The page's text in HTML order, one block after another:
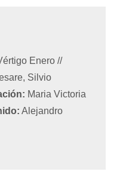
Enero//
Silvio
Maria Victoria
Alejandro